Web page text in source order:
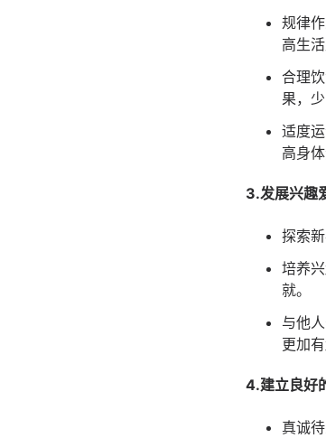
规律
高生活
合理
果，
适度
高身
3.发展兴趣
探索
培养
就。
与他
更加有
4.建立良好
真诚